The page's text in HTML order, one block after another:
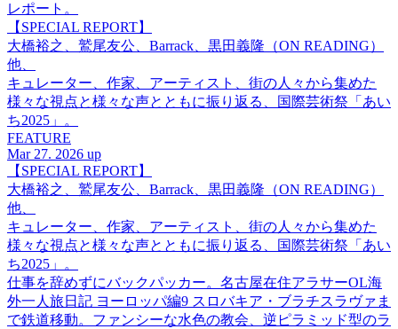
レポート。
【SPECIAL REPORT】
大橋裕之、鷲尾友公、Barrack、黒田義隆（ON READING）
他、
キュレーター、作家、アーティスト、街の人々から集めた
様々な視点と様々な声とともに振り返る、国際芸術祭「あい
ち2025」。
FEATURE
Mar 27. 2026 up
【SPECIAL REPORT】
大橋裕之、鷲尾友公、Barrack、黒田義隆（ON READING）
他、
キュレーター、作家、アーティスト、街の人々から集めた
様々な視点と様々な声とともに振り返る、国際芸術祭「あい
ち2025」。
仕事を辞めずにバックパッカー。名古屋在住アラサーOL海
外一人旅日記 ヨーロッパ編9 スロバキア・ブラチスラヴァま
で鉄道移動。ファンシーな水色の教会、逆ピラミッド型のラ